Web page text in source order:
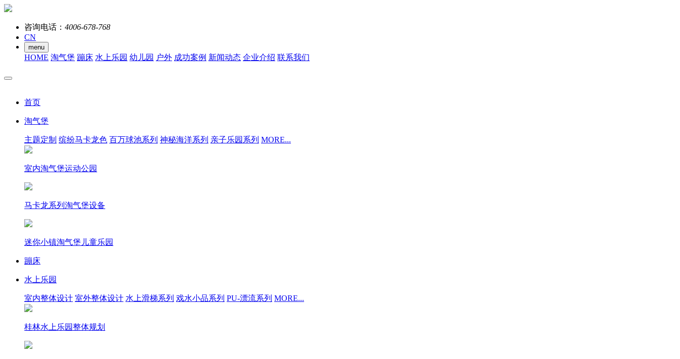
咨询电话： 4006-678-768
CN
menu
HOME 淘气堡 蹦床 水上乐园 幼儿园 户外 成功案例 新闻动态 企业介绍 联系我们
首页
淘气堡
主题定制 缤纷马卡龙色 百万球池系列 神秘海洋系列 亲子乐园系列 MORE...
室内淘气堡运动公园
马卡龙系列淘气堡设备
迷你小镇淘气堡儿童乐园
蹦床
水上乐园
室内整体设计 室外整体设计 水上滑梯系列 戏水小品系列 PU-漂流系列 MORE...
桂林水上乐园整体规划